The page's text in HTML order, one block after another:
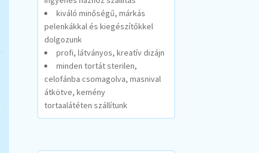
kiváló minőségű, márkás
pelenkákkal és kiegészítőkkel
dolgozunk
profi, látványos, kreatív dizájn
minden tortát sterilen,
celofánba csomagolva, masnival
átkötve, kemény
tortaalátéten szállítunk